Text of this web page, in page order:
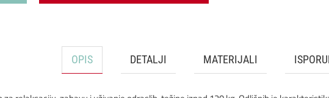
OPIS DETALJI MATERIJALI